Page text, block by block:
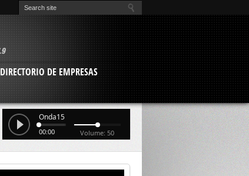
DIRECTORIO DE EMPRESAS
Onda15
00:00 Volume: 50